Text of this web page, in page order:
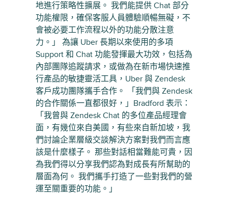
地進行策略性擴展。 我們能提供 Chat 部分
功能權限，確保客服人員體驗順暢無礙，不
會被必要工作流程以外的功能分散注意
力。」 為讓 Uber 長期以來使用的多項
Support 和 Chat 功能發揮最大功效，包括為
內部團隊追蹤請求，或做為在新市場快速推
行產品的敏捷靈活工具，Uber 與 Zendesk
客戶成功團隊攜手合作。 「我們與 Zendesk
的合作關係一直都很好，」Bradford 表示：
「我曾與 Zendesk Chat 的多位產品經理會
面，有幾位來自美國，有些來自新加坡，我
們討論企業層級交談解決方案對我們而言應
該是什麼樣子。 那些對話相當難能可貴，因
為我們得以分享我們認為對成長有所幫助的
層面為何。 我們攜手打造了一些對我們的營
運至關重要的功能。」